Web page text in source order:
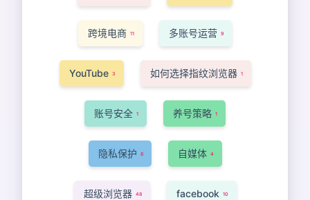
跨境电商 11 多账号运营 9
YouTube 3 如何选择指纹浏览器 1
账号安全 1 养号策略 1
隐私保护 8 自媒体 4
超级浏览器 48 facebook 10